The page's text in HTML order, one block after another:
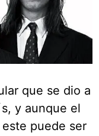
que se dio a
y aunque el
puede ser